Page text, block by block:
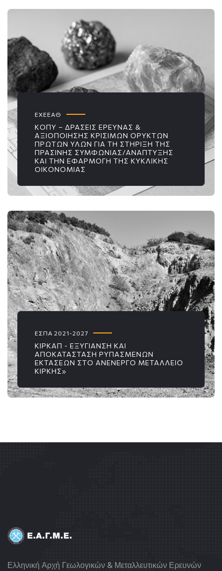
ΕΧΕΕΑΘ
ΚΟΠΥ – ΔΡΆΣΕΙΣ ΈΡΕΥΝΑΣ &
ΑΞΙΟΠΟΊΗΣΗΣ ΚΡΊΣΙΜΩΝ ΟΡΥΚΤΏΝ
ΠΡΏΤΩΝ ΥΛΏΝ ΓΙΑ ΤΗ ΣΤΉΡΙΞΗ ΤΗΣ
ΠΡΆΣΙΝΗΣ ΣΥΜΦΩΝΊΑΣ/ΑΝΆΠΤΥΞΗΣ
ΚΑΙ ΤΗΝ ΕΦΑΡΜΟΓΉ ΤΗΣ ΚΥΚΛΙΚΉΣ
ΟΙΚΟΝΟΜΊΑΣ
ΕΣΠΑ 2021-2027
ΚΙΡΚΑΠ - ΕΞΥΓΙΑΝΣΗ ΚΑΙ
ΑΠΟΚΑΤΑΣΤΑΣΗ ΡΥΠΑΣΜΕΝΩΝ
ΕΚΤΑΣΕΩΝ ΣΤΟ ΑΝΕΝΕΡΓΟ ΜΕΤΑΛΛΕΙΟ
ΚΙΡΚΗΣ»
Ελληνική Αρχή Γεωλογικών & Μεταλλευτικών Ερευνών